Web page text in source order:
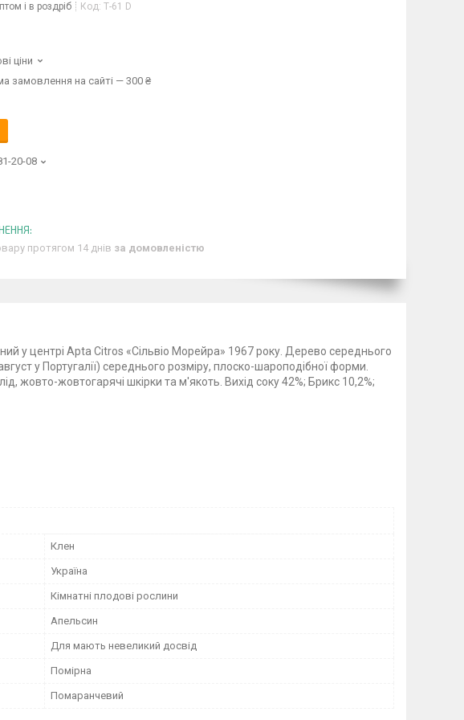
і в роздріб Код: Т-61 D
ціни
замовлення на сайті — 300 ₴
20-08
протягом 14 днів за домовленістю
у центрі Apta Citros «Сільвіо Морейра» 1967 року. Дерево середнього
у Португалії) середнього розміру, плоско-шароподібної форми.
жовто-жовтогарячі шкірки та м'якоть. Вихід соку 42%; Брикс 10,2%;
Клен
Україна
Кімнатні плодові рослини
Апельсин
Для мають невеликий досвід
Помірна
Помаранчевий